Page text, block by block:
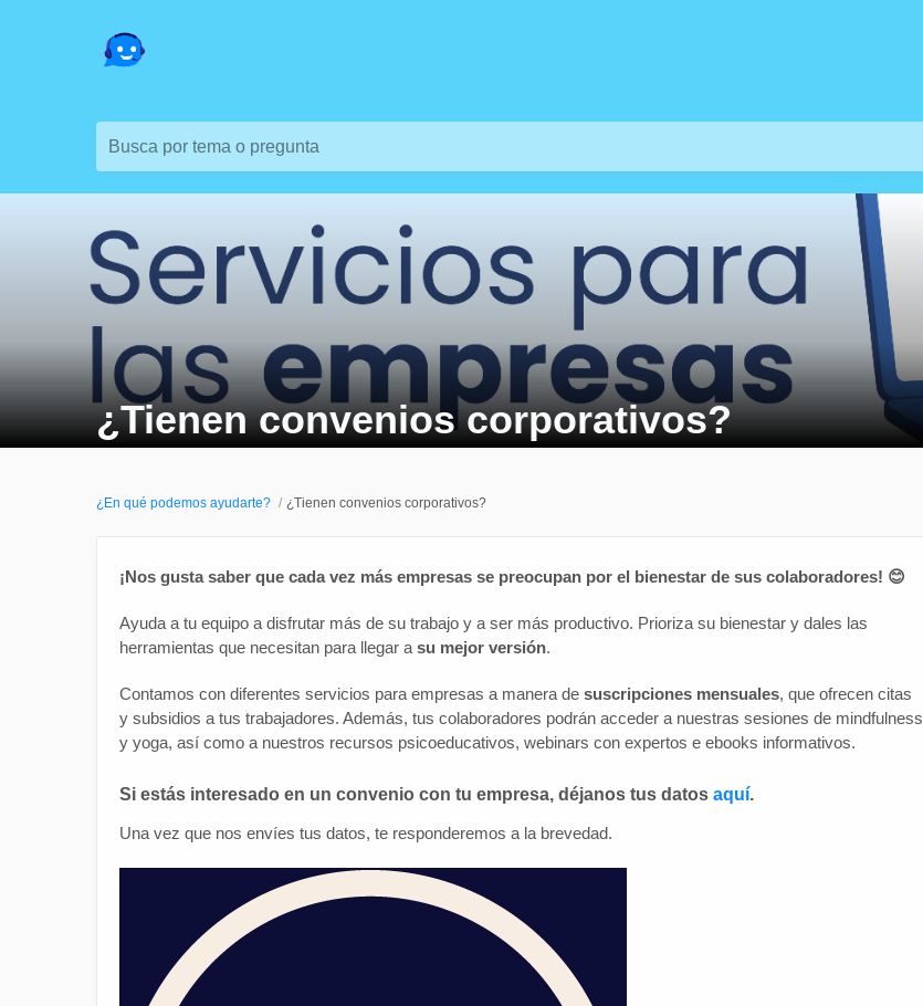
Busca por tema o pregunta
¿Tienen convenios corporativos?
¿En qué podemos ayudarte? ¿Tienen convenios corporativos?
¡Nos gusta saber que cada vez más empresas se preocupan por el bienestar de sus colaboradores! 😊
Ayuda a tu equipo a disfrutar más de su trabajo y a ser más productivo. Prioriza su bienestar y dales las
herramientas que necesitan para llegar a su mejor versión.
Contamos con diferentes servicios para empresas a manera de suscripciones mensuales, que ofrecen citas
y subsidios a tus trabajadores. Además, tus colaboradores podrán acceder a nuestras sesiones de mindfulness
y yoga, así como a nuestros recursos psicoeducativos, webinars con expertos e ebooks informativos.
Si estás interesado en un convenio con tu empresa, déjanos tus datos aquí.
Una vez que nos envíes tus datos, te responderemos a la brevedad.